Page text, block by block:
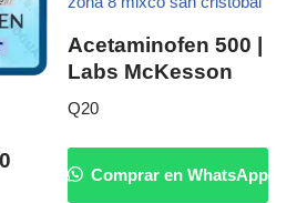
Acetaminofen 500 |
Labs McKesson
Q20
Comprar en WhatsApp